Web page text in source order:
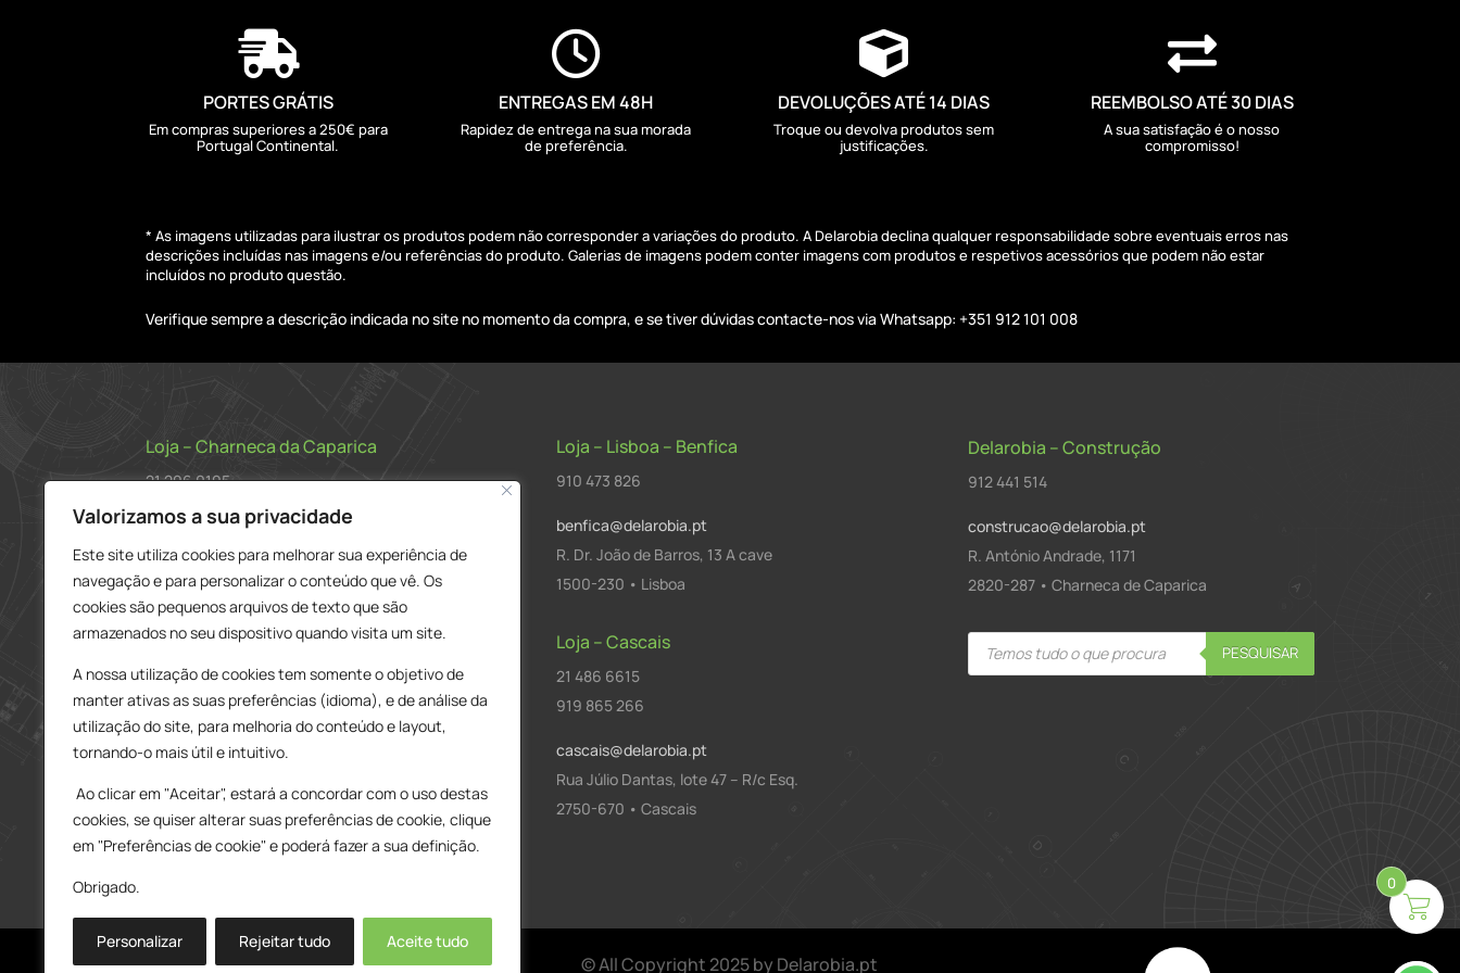
Valorizamos a sua privacidade
Este site utiliza cookies para melhorar sua experiência de
navegação e para personalizar o conteúdo que vê. Os
cookies são pequenos arquivos de texto que são
armazenados no seu dispositivo quando visita um site.
A nossa utilização de cookies tem somente o objetivo de
manter ativas as suas preferências (idioma), e de análise da
utilização do site, para melhoria do conteúdo e layout,
tornando-o mais útil e intuitivo.
Ao clicar em "Aceitar", estará a concordar com o uso destas
cookies, se quiser alterar suas preferências de cookie, clique
em "Preferências de cookie" e poderá fazer a sua definição.
Obrigado.
Personalizar Rejeitar tudo Aceite tudo

PORTES GRÁTIS
Em compras superiores a 250€ para
Portugal Continental.

ENTREGAS EM 48H
Rapidez de entrega na sua morada
de preferência.

DEVOLUÇÕES ATÉ 14 DIAS
Troque ou devolva produtos sem
justificações.

REEMBOLSO ATÉ 30 DIAS
A sua satisfação é o nosso
compromisso!
* As imagens utilizadas para ilustrar os produtos podem não corresponder a variações do produto. A Delarobia declina qualquer responsabilidade sobre eventuais erros nas
descrições incluídas nas imagens e/ou referências do produto. Galerias de imagens podem conter imagens com produtos e respetivos acessórios que podem não estar
incluídos no produto questão.
Verifique sempre a descrição indicada no site no momento da compra, e se tiver dúvidas contacte-nos via Whatsapp: +351 912 101 008
Loja – Charneca da Caparica
21 296 0195
912 606 251
charneca@delarobia.pt
R. António Andrade, 1116
2820-287 • Charneca da Caparica
Loja – Lisboa – Benfica
910 473 826
benfica@delarobia.pt
R. Dr. João de Barros, 13 A cave
1500-230 • Lisboa
Loja – Tires
214 453 329
919 865 192
919 865 292
Av. Amália Rodrigues, 190
2785-613 • São Domingos de Rana
Loja – Cascais
21 486 6615
919 865 266
cascais@delarobia.pt
Rua Júlio Dantas, lote 47 – R/c Esq.
2750-670 • Cascais
Delarobia – Construção
912 441 514
construcao@delarobia.pt
R. António Andrade, 1171
2820-287 • Charneca de Caparica
Products
search PESQUISAR
© All Copyright 2025 by Delarobia.pt
0